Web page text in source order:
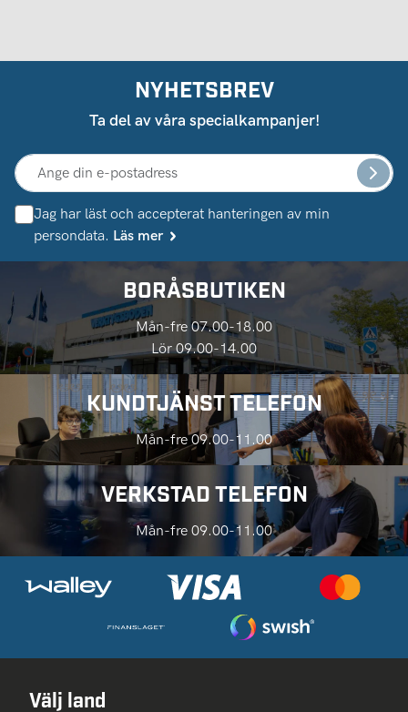
NYHETSBREV
Ta del av våra specialkampanjer!
Jag har läst och accepterat hanteringen av min
persondata. Läs mer
BORÅSBUTIKEN
Mån-fre 07.00-18.00
Lör 09.00-14.00
KUNDTJÄNST TELEFON
Mån-fre 09.00-11.00
VERKSTAD TELEFON
Mån-fre 09.00-11.00
Välj land